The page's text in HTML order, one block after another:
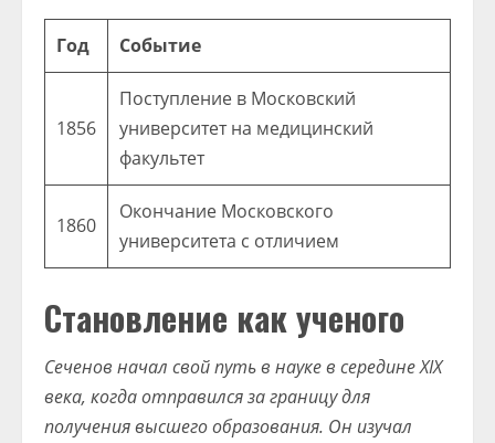
Год Событие
1856
Поступление в Московский
университет на медицинский
факультет
1860
Окончание Московского
университета с отличием
Становление как ученого
Сеченов начал свой путь в науке в середине XIX
века, когда отправился за границу для
получения высшего образования. Он изучал